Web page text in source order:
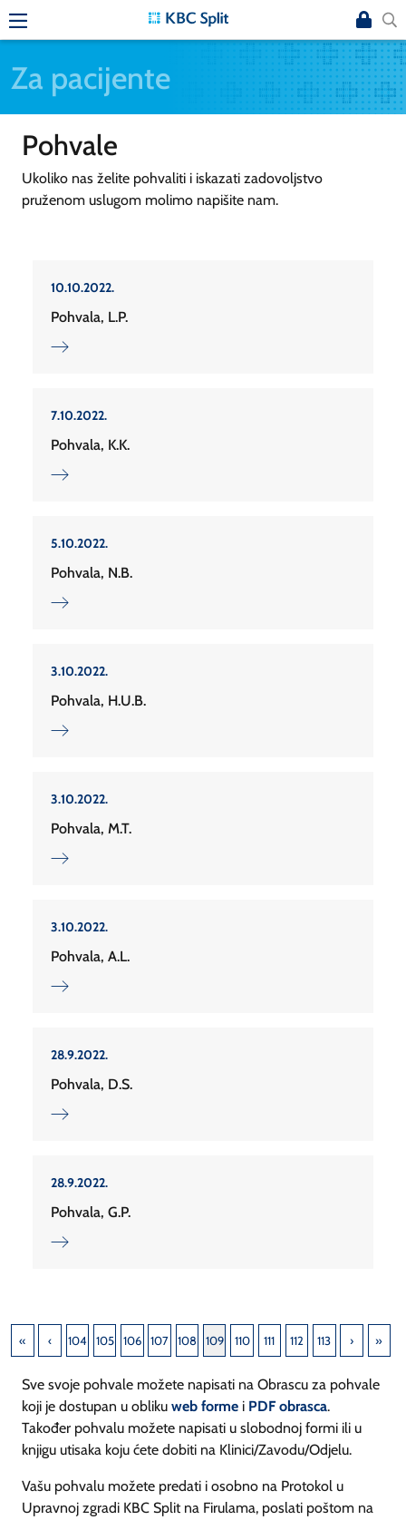
Za pacijente
Pohvale
Ukoliko nas želite pohvaliti i iskazati zadovoljstvo
pruženom uslugom molimo napišite nam.
10.10.2022.
Pohvala, L.P.
7.10.2022.
Pohvala, K.K.
5.10.2022.
Pohvala, N.B.
3.10.2022.
Pohvala, H.U.B.
3.10.2022.
Pohvala, M.T.
3.10.2022.
Pohvala, A.L.
28.9.2022.
Pohvala, D.S.
28.9.2022.
Pohvala, G.P.
104 105 106 107 108 109 110 111 112 113
Sve svoje pohvale možete napisati na Obrascu za pohvale
koji je dostupan u obliku web forme i PDF obrasca.
Također pohvalu možete napisati u slobodnoj formi ili u
knjigu utisaka koju ćete dobiti na Klinici/Zavodu/Odjelu.
Vašu pohvalu možete predati i osobno na Protokol u
Upravnoj zgradi KBC Split na Firulama, poslati poštom na